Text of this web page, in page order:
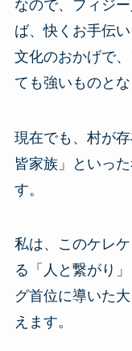
なので、フィジ
ば、快くお手伝
文化のおかげで
ても強いものとな
現在でも、村が
皆家族」といっ
す。
私は、このケレ
る「人と繋がり
グ首位に導いた
えます。